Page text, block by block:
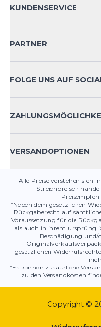
KUNDENSERVICE
KONTAKT
PRODUKTSICHERHEIT
PARTNER
FOLGE UNS AUF
VERSANDOPTIONEN
Alle Preise verstehen sich
Streichpreisen
*Neben dem gesetzlichen
Rückgaberecht auf
Voraussetzung für die
als auch in ihrem
Beschädigung und/
gesetzlichen
*Es können zusätzliche
zu den Versandkosten
Copyright ©